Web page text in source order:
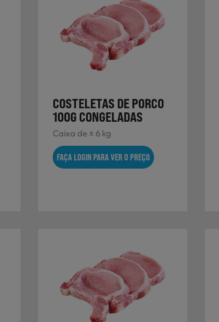
COSTELETAS DE PORCO
100G CONGELADAS
Caixa de ± 6 kg
FAÇA LOGIN PARA VER O PREÇO